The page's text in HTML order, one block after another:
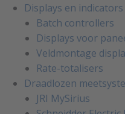
Displays en indicators
Batch controllers
Displays voor
Veldmontage
Rate-totalisers
Draadlozen
JRI MySirius